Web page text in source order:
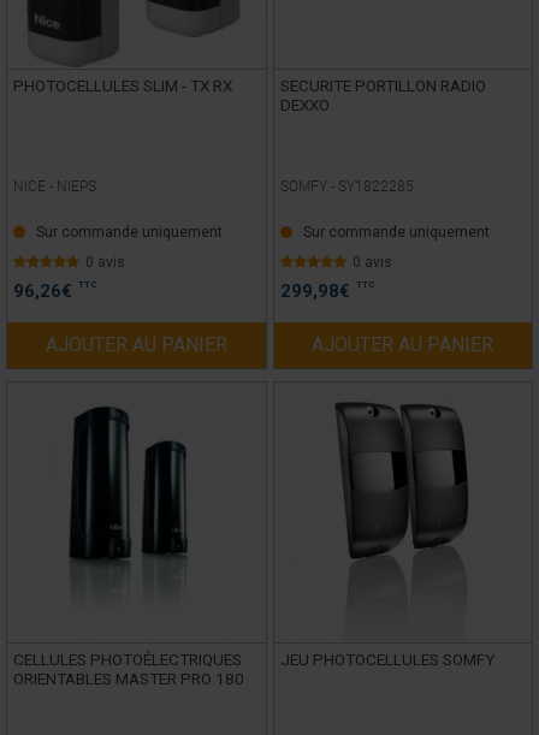
PHOTOCELLULES SLIM - TX RX
NICE - NIEPS
Sur commande uniquement
0 avis
96,26€ TTC
AJOUTER AU PANIER
SECURITE PORTILLON RADIO
DEXXO
SOMFY - SY1822285
Sur commande uniquement
0 avis
299,98€ TTC
AJOUTER AU PANIER
CELLULES PHOTOÉLECTRIQUES
ORIENTABLES MASTER PRO 180
JEU PHOTOCELLULES SOMFY